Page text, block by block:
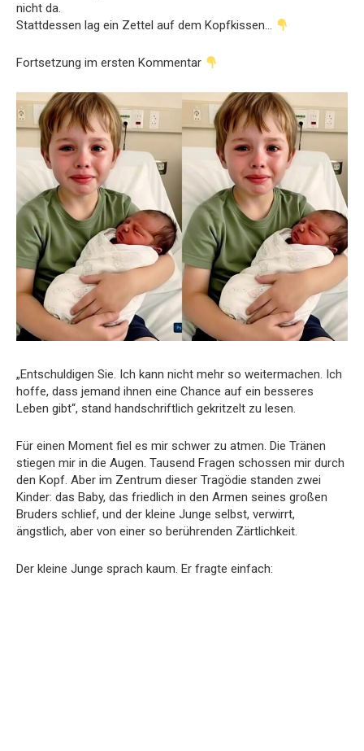
nicht da.
Stattdessen lag ein Zettel auf dem Kopfkissen…
Fortsetzung im ersten Kommentar
„Entschuldigen Sie. Ich kann nicht mehr so weitermachen. Ich
hoffe, dass jemand ihnen eine Chance auf ein besseres
Leben gibt“, stand handschriftlich gekritzelt zu lesen.
Für einen Moment fiel es mir schwer zu atmen. Die Tränen
stiegen mir in die Augen. Tausend Fragen schossen mir durch
den Kopf. Aber im Zentrum dieser Tragödie standen zwei
Kinder: das Baby, das friedlich in den Armen seines großen
Bruders schlief, und der kleine Junge selbst, verwirrt,
ängstlich, aber von einer so berührenden Zärtlichkeit.
Der kleine Junge sprach kaum. Er fragte einfach: